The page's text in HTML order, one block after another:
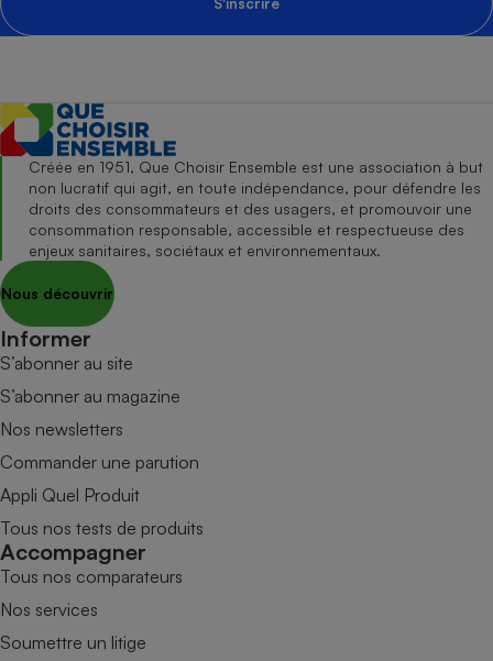
Créée en 1951, Que Choisir Ensemble est une association à but
non lucratif qui agit, en toute indépendance, pour défendre les
droits des consommateurs et des usagers, et promouvoir une
consommation responsable, accessible et respectueuse des
enjeux sanitaires, sociétaux et environnementaux.
Nous découvrir
Informer
S’abonner au site
S’abonner au magazine
Nos newsletters
Commander une parution
Appli Quel Produit
Tous nos tests de produits
Accompagner
Tous nos comparateurs
Nos services
Soumettre un litige